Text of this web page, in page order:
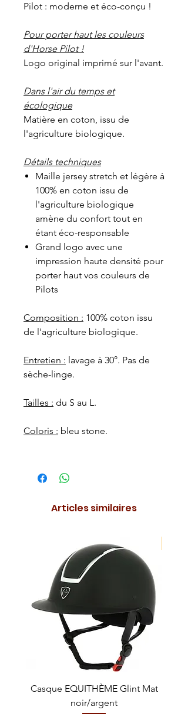
Pilot : moderne et éco-conçu !
Pour porter haut les couleurs
d'Horse Pilot !
Logo original imprimé sur l'avant.
Dans l'air du temps et
écologique
Matière en coton, issu de
l'agriculture biologique.
Détails techniques
Maille jersey stretch et légère à
100% en coton issu de
l'agriculture biologique
amène du confort tout en
étant éco-responsable
Grand logo avec une
impression haute densité pour
porter haut vos couleurs de
Pilots
Composition : 100% coton issu
de l'agriculture biologique.
Entretien : lavage à 30°. Pas de
sèche-linge.
Tailles : du S au L.
Coloris : bleu stone.
Articles similaires
Casque EQUITHÈME Glint Mat
noir/argent